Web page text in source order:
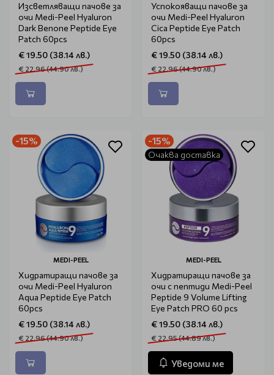
Изсветляващи пачове за
очи Medi-Peel Hyaluron
Dark Benone Peptide Eye
Patch 60pcs
€ 19.50 (38.14 лв.)
€ 22.96 (44.90 лв.)
Успокояващи пачове за
очи Medi-Peel Hyaluron
Cica Peptide Eye Patch
60pcs
€ 19.50 (38.14 лв.)
€ 22.96 (44.90 лв.)
-15%
MEDI-PEEL
Хидратиращи пачове за
очи Medi-Peel Hyaluron
Aqua Peptide Eye Patch
60pcs
€ 19.50 (38.14 лв.)
€ 22.96 (44.90 лв.)
-15%
Очаква доставка
MEDI-PEEL
Хидратиращи пачове за
очи с пептиди Medi-Peel
Peptide 9 Volume Lifting
Eye Patch PRO 60 pcs
€ 19.50 (38.14 лв.)
€ 22.95 (44.89 лв.)
Уведоми ме